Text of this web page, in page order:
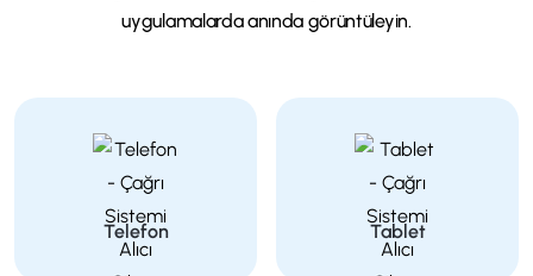
uygulamalarda anında görüntüleyin.
Telefon Tablet